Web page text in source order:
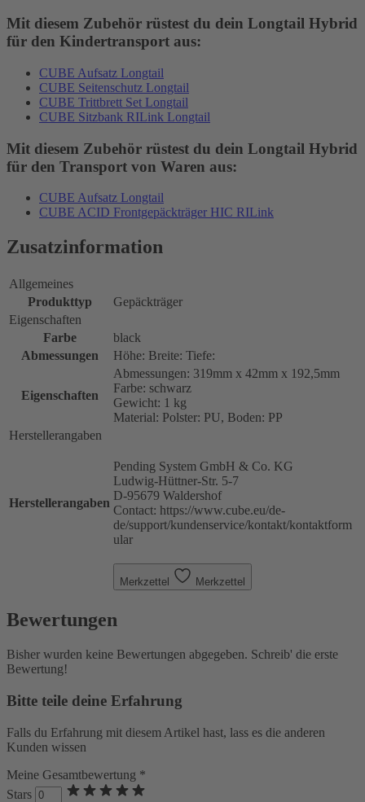
Mit diesem Zubehör rüstest du dein Longtail Hybrid
für den Kindertransport aus:
CUBE Aufsatz Longtail
CUBE Seitenschutz Longtail
CUBE Trittbrett Set Longtail
CUBE Sitzbank RILink Longtail
Mit diesem Zubehör rüstest du dein Longtail Hybrid
für den Transport von Waren aus:
CUBE Aufsatz Longtail
CUBE ACID Frontgepäckträger HIC RILink
Zusatzinformation
Allgemeines
Produkttyp
Gepäckträger
Eigenschaften
Farbe
black
Abmessungen
Höhe: Breite: Tiefe:
Eigenschaften
Abmessungen: 319mm x 42mm x 192,5mm
Farbe: schwarz
Gewicht: 1 kg
Material: Polster: PU, Boden: PP
Herstellerangaben
Herstellerangaben
Pending System GmbH & Co. KG
Ludwig-Hüttner-Str. 5-7
D-95679 Waldershof
Contact: https://www.cube.eu/de-
de/support/kundenservice/kontakt/kontaktform
ular
Merkzettel Merkzettel
Bewertungen
Bisher wurden keine Bewertungen abgegeben. Schreib' die erste
Bewertung!
Bitte teile deine Erfahrung
Falls du Erfahrung mit diesem Artikel hast, lass es die anderen
Kunden wissen
Meine Gesamtbewertung *
Stars